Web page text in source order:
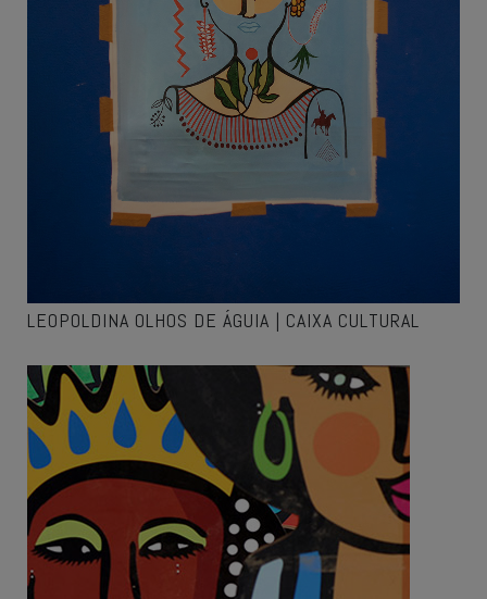
LEOPOLDINA OLHOS DE ÁGUIA | CAIXA CULTURAL